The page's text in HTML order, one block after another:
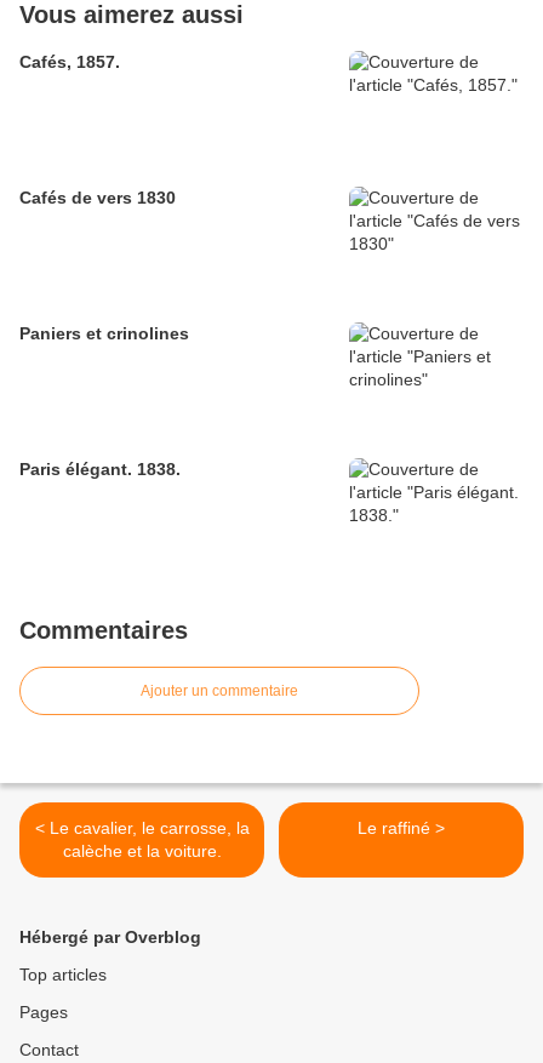
Vous aimerez aussi
Cafés, 1857.
Cafés de vers 1830
Paniers et crinolines
Paris élégant. 1838.
Commentaires
Ajouter un commentaire
< Le cavalier, le carrosse, la
calèche et la voiture.
Le raffiné >
Hébergé par Overblog
Top articles
Pages
Contact